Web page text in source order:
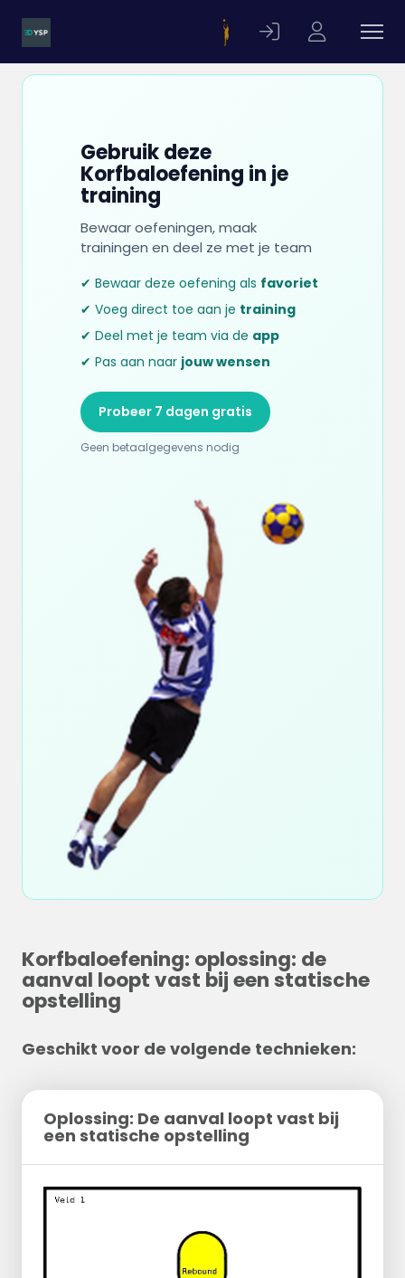
Gebruik deze
Korfbaloefening in je
training
Bewaar oefeningen, maak
trainingen en deel ze met je team
✔ Bewaar deze oefening als favoriet
✔ Voeg direct toe aan je training
✔ Deel met je team via de app
✔ Pas aan naar jouw wensen
Probeer 7 dagen gratis
Geen betaalgegevens nodig
Korfbaloefening: oplossing: de
aanval loopt vast bij een statische
opstelling
Geschikt voor de volgende technieken:
Oplossing: De aanval loopt vast bij
een statische opstelling